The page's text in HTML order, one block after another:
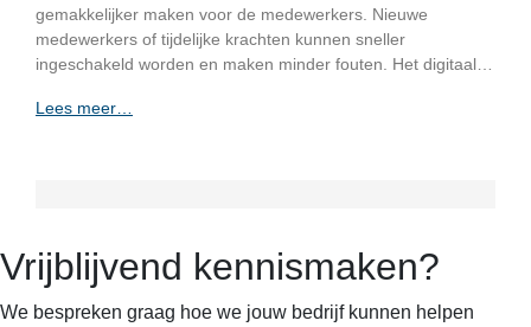
gemakkelijker maken voor de medewerkers. Nieuwe
medewerkers of tijdelijke krachten kunnen sneller
ingeschakeld worden en maken minder fouten. Het digitaal…
Lees meer…
Vrijblijvend kennismaken?
We bespreken graag hoe we jouw bedrijf kunnen helpen